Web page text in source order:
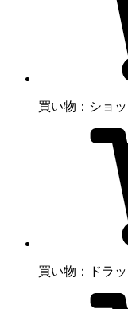
買い物：ショ
買い物：ドラ